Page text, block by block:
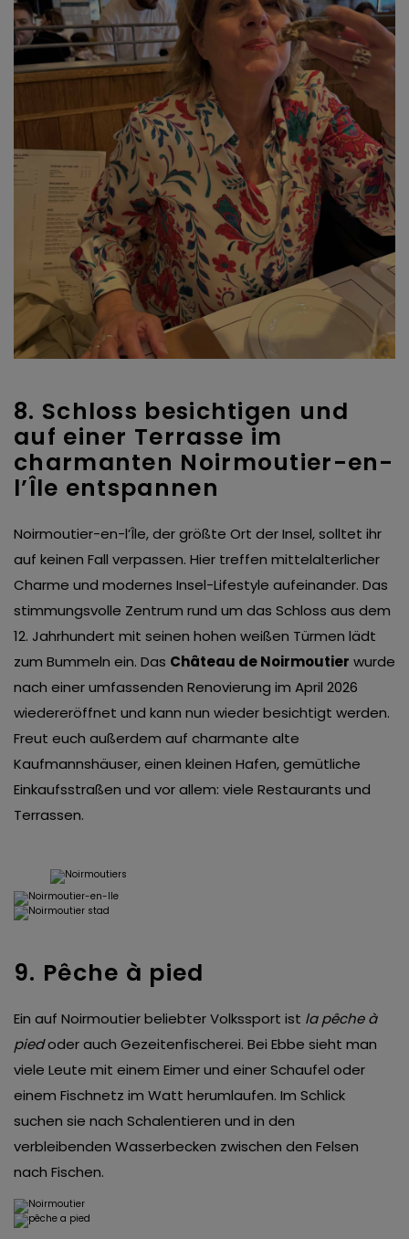
8. Schloss besichtigen und
auf einer Terrasse im
charmanten Noirmoutier-en-
l’Île entspannen
Noirmoutier-en-l’Île, der größte Ort der Insel, solltet ihr
auf keinen Fall verpassen. Hier treffen mittelalterlicher
Charme und modernes Insel-Lifestyle aufeinander. Das
stimmungsvolle Zentrum rund um das Schloss aus dem
12. Jahrhundert mit seinen hohen weißen Türmen lädt
zum Bummeln ein. Das Château de Noirmoutier wurde
nach einer umfassenden Renovierung im April 2026
wiedereröffnet und kann nun wieder besichtigt werden.
Freut euch außerdem auf charmante alte
Kaufmannshäuser, einen kleinen Hafen, gemütliche
Einkaufsstraßen und vor allem: viele Restaurants und
Terrassen.
9. Pêche à pied
Ein auf Noirmoutier beliebter Volkssport ist la pêche à
piedoder auch Gezeitenfischerei. Bei Ebbe sieht man
viele Leute mit einem Eimer und einer Schaufel oder
einem Fischnetz im Watt herumlaufen. Im Schlick
suchen sie nach Schalentieren und in den
verbleibenden Wasserbecken zwischen den Felsen
nach Fischen.